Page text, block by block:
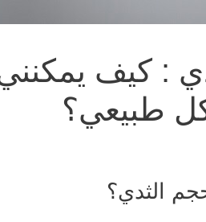
: كيف يمكنني
طبيعي؟
الثدي؟